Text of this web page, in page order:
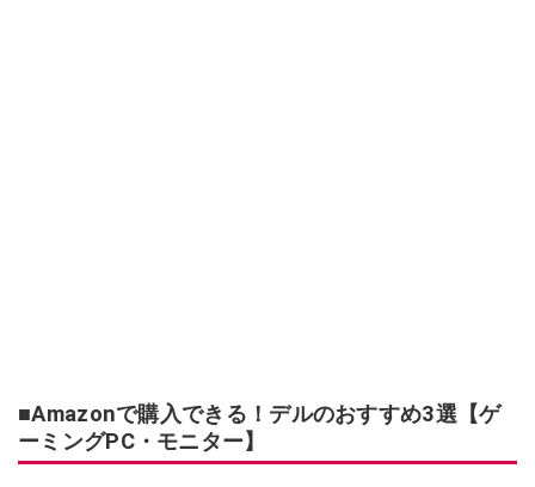
■Amazonで購入できる！デルのおすすめ3選【ゲ
ーミングPC・モニター】